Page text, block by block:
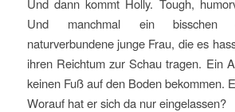
Und dann kommt Holly. Tough,
Und manchmal ein bisschen
naturverbundene junge Frau, die es
ihren Reichtum zur Schau tragen. Ein
keinen Fuß auf den Boden bekommen.
Worauf hat er sich da nur eingelassen?